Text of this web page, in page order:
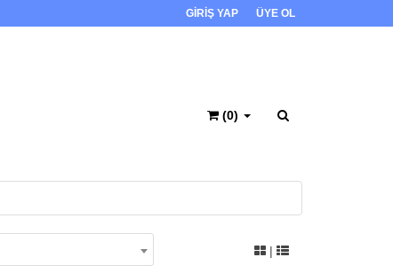
GİRİŞ YAP ÜYE OL
(0)
|